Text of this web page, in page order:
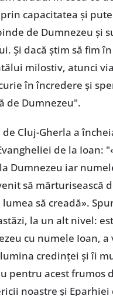
capacitatea și
de Dumnezeu și
Și dacă știm să fim
milostiv, atunci
în încredere și
de Dumnezeu".
de Cluj-Gherla a
de la Ioan:
Dumnezeu iar
să mărturisească
să creadă».
la un alt nivel:
cu numele Ioan,
credinței și îi
pentru acest frumos
noastre și Eparhiei